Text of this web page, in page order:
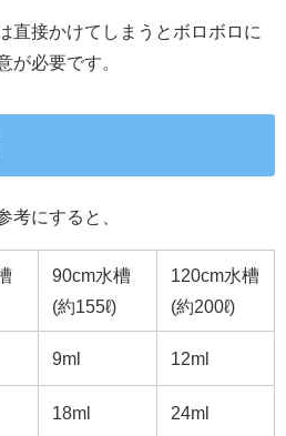
直接かけてしまうとボロボロに
が必要です。
考にすると、
90cm水槽
(約155ℓ)
120cm水槽
(約200ℓ)
9ml 12ml
18ml 24ml